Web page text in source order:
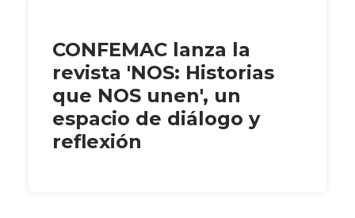
CONFEMAC lanza la
revista 'NOS: Historias
que NOS unen', un
espacio de diálogo y
reflexión